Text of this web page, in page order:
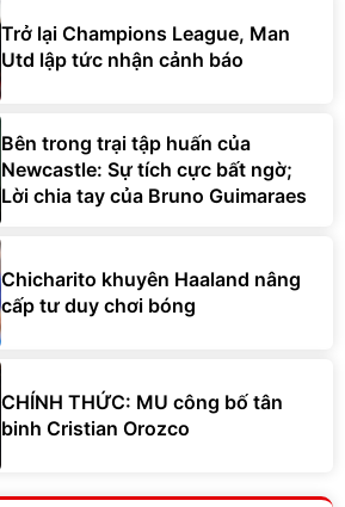
Trở lại Champions League, Man
Utd lập tức nhận cảnh báo
Bên trong trại tập huấn của
Newcastle: Sự tích cực bất ngờ;
Lời chia tay của Bruno Guimaraes
Chicharito khuyên Haaland nâng
cấp tư duy chơi bóng
CHÍNH THỨC: MU công bố tân
binh Cristian Orozco